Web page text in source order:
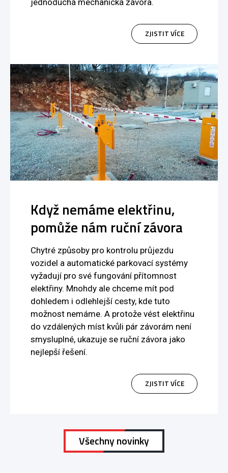
jednoduchá mechanická závora.
ZJISTIT VÍCE
Když nemáme elektřinu,
pomůže nám ruční závora
Chytré způsoby pro kontrolu průjezdu
vozidel a automatické parkovací systémy
vyžadují pro své fungování přítomnost
elektřiny. Mnohdy ale chceme mít pod
dohledem i odlehlejší cesty, kde tuto
možnost nemáme. A protože vést elektřinu
do vzdálených míst kvůli pár závorám není
smysluplné, ukazuje se ruční závora jako
nejlepší řešení.
ZJISTIT VÍCE
Všechny novinky